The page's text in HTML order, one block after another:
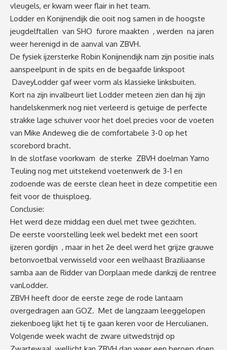
vleugels, er kwam weer flair in het team.
Lodder en Konijnendijk die ooit nog samen in de hoogste
jeugdelftallen van SHO furore maakten , werden na jaren
weer herenigd in de aanval van ZBVH.
De fysiek ijzersterke Robin Konijnendijk nam zijn positie inals
aanspeelpunt in de spits en de begaafde linkspoot
DaveyLodder gaf weer vorm als klassieke linksbuiten.
Kort na zijn invalbeurt liet Lodder meteen zien dan hij zijn
handelskenmerk nog niet verleerd is getuige de perfecte
strakke lage schuiver voor het doel precies voor de voeten
van Mike Andeweg die de comfortabele 3-0 op het
scorebord bracht.
In de slotfase voorkwam de sterke ZBVH doelman Yarno
Teuling nog met uitstekend voetenwerk de 3-1 en
zodoende was de eerste clean heet in deze competitie een
feit voor de thuisploeg.
Conclusie:
Het werd deze middag een duel met twee gezichten.
De eerste voorstelling leek wel bedekt met een soort
ijzeren gordijn , maar in het 2e deel werd het grijze grauwe
betonvoetbal verwisseld voor een welhaast Braziliaanse
samba aan de Ridder van Dorplaan mede dankzij de rentree
vanLodder.
ZBVH heeft door de eerste zege de rode lantaarn
overgedragen aan GOZ. Met de langzaam leeggelopen
ziekenboeg lijkt het tij te gaan keren voor de Herculianen.
Volgende week wacht de zware uitwedstrijd op